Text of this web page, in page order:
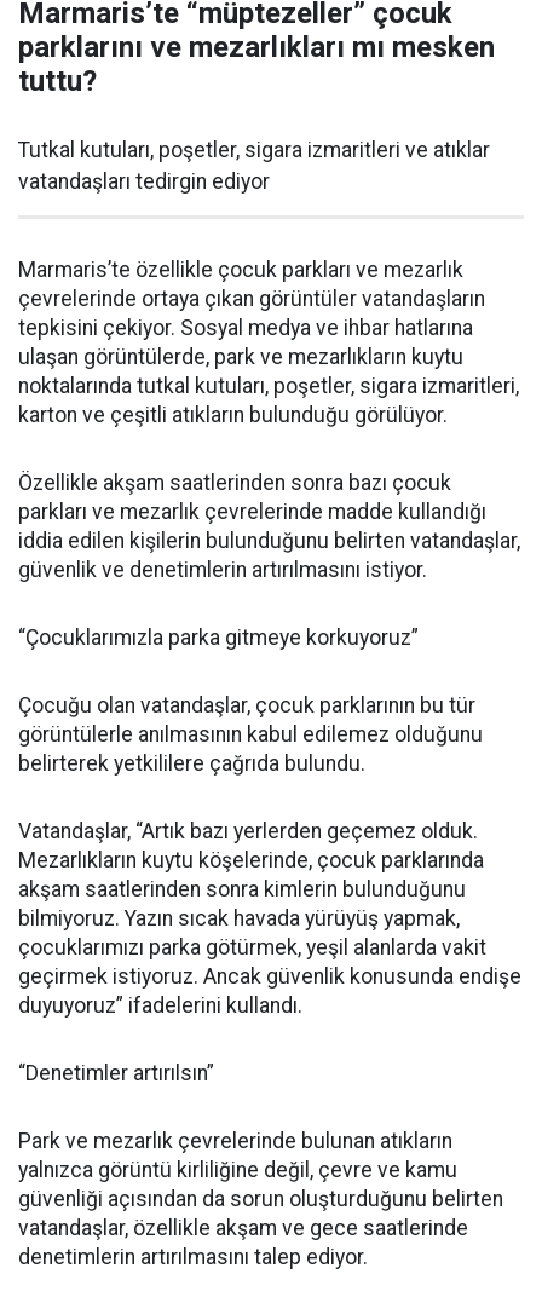
Marmaris’te “müptezeller” çocuk
parklarını ve mezarlıkları mı mesken
tuttu?
Tutkal kutuları, poşetler, sigara izmaritleri ve atıklar
vatandaşları tedirgin ediyor
Marmaris’te özellikle çocuk parkları ve mezarlık
çevrelerinde ortaya çıkan görüntüler vatandaşların
tepkisini çekiyor. Sosyal medya ve ihbar hatlarına
ulaşan görüntülerde, park ve mezarlıkların kuytu
noktalarında tutkal kutuları, poşetler, sigara izmaritleri,
karton ve çeşitli atıkların bulunduğu görülüyor.
Özellikle akşam saatlerinden sonra bazı çocuk
parkları ve mezarlık çevrelerinde madde kullandığı
iddia edilen kişilerin bulunduğunu belirten vatandaşlar,
güvenlik ve denetimlerin artırılmasını istiyor.
“Çocuklarımızla parka gitmeye korkuyoruz”
Çocuğu olan vatandaşlar, çocuk parklarının bu tür
görüntülerle anılmasının kabul edilemez olduğunu
belirterek yetkililere çağrıda bulundu.
Vatandaşlar, “Artık bazı yerlerden geçemez olduk.
Mezarlıkların kuytu köşelerinde, çocuk parklarında
akşam saatlerinden sonra kimlerin bulunduğunu
bilmiyoruz. Yazın sıcak havada yürüyüş yapmak,
çocuklarımızı parka götürmek, yeşil alanlarda vakit
geçirmek istiyoruz. Ancak güvenlik konusunda endişe
duyuyoruz” ifadelerini kullandı.
“Denetimler artırılsın”
Park ve mezarlık çevrelerinde bulunan atıkların
yalnızca görüntü kirliliğine değil, çevre ve kamu
güvenliği açısından da sorun oluşturduğunu belirten
vatandaşlar, özellikle akşam ve gece saatlerinde
denetimlerin artırılmasını talep ediyor.